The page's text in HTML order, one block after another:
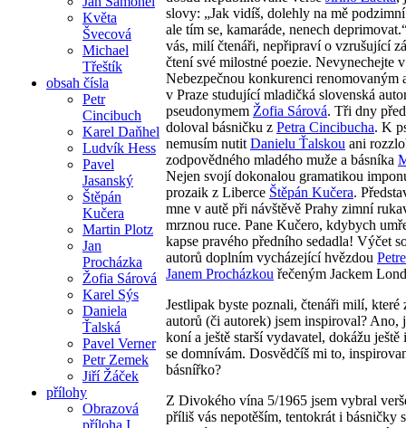
Květa
Švecová
Michael
Třeštík
obsah čísla
Petr
Cincibuch
Karel Daňhel
Ludvík Hess
Pavel
Jasanský
Štěpán
Kučera
Martin Plotz
Jan
Procházka
Žofia Sárová
Karel Sýs
Daniela
Ťalská
Pavel Verner
Petr Zemek
Jiří Žáček
přílohy
Obrazová
příloha I
slovy: „Jak vidíš, dolehly na mě
ale tím se, kamaráde, nenech
vás, milí čtenáři, nepřipraví o vzrušující
čtení své milostné poezie. Nevynechejte
Nebezpečnou konkurenci renomovaným
v Praze studující mladičká slovenská
pseudonymem Žofia Sárová. Tři dny
doloval básničku z Petra Cincibucha. K
nemusím nutit Danielu Ťalskou ani
zodpovědného mladého muže a básníka
Nejen svojí dokonalou gramatikou
prozaik z Liberce Štěpán Kučera.
mne v autě při návštěvě Prahy zimní
mrznou ruce. Pane Kučero, kdybych
kapse pravého předního sedadla! Výčet
autorů doplním vycházející hvězdou
Janem Procházkou řečeným Jackem
Jestlipak byste poznali, čtenáři milí, které
autorů (či autorek) jsem inspiroval? Ano,
koní a ještě starší vydavatel, dokážu
se domnívám. Dosvědčíš mi to,
básnířko?
Z Divokého vína 5/1965 jsem vybral
příliš vás nepotěším, tentokrát i básničky